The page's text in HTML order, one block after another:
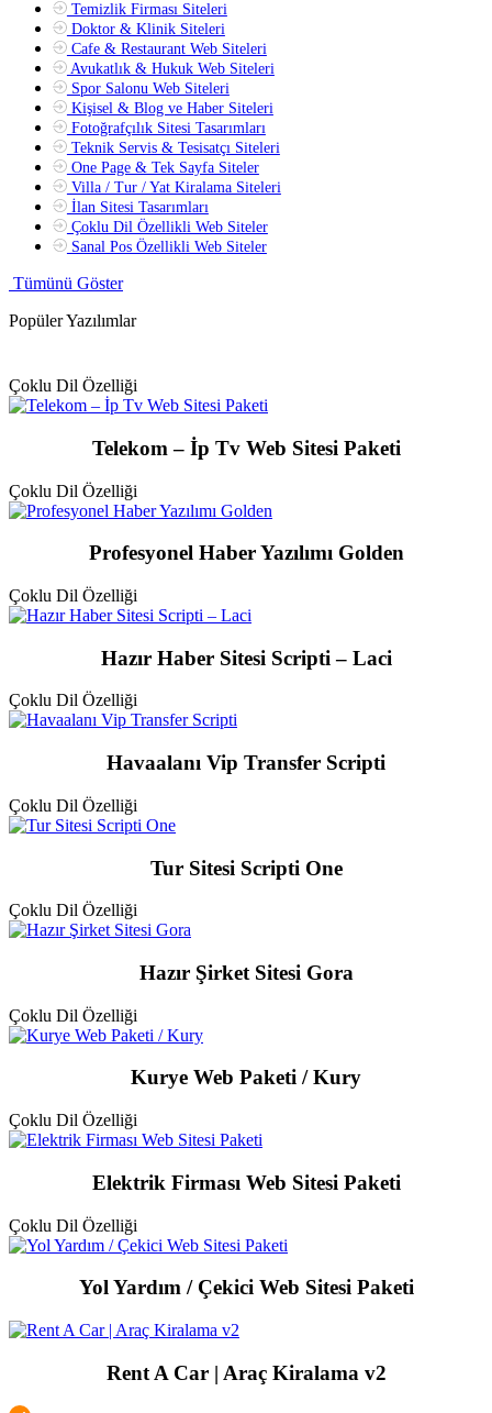
Temizlik Firması Siteleri
Doktor & Klinik Siteleri
Cafe & Restaurant Web Siteleri
Avukatlık & Hukuk Web Siteleri
Spor Salonu Web Siteleri
Kişisel & Blog ve Haber Siteleri
Fotoğrafçılık Sitesi Tasarımları
Teknik Servis & Tesisatçı Siteleri
One Page & Tek Sayfa Siteler
Villa / Tur / Yat Kiralama Siteleri
İlan Sitesi Tasarımları
Çoklu Dil Özellikli Web Siteler
Sanal Pos Özellikli Web Siteler
Tümünü Göster
Popüler Yazılımlar
Çoklu Dil Özelliği
Telekom – İp Tv Web Sitesi Paketi
Çoklu Dil Özelliği
Profesyonel Haber Yazılımı Golden
Çoklu Dil Özelliği
Hazır Haber Sitesi Scripti – Laci
Çoklu Dil Özelliği
Havaalanı Vip Transfer Scripti
Çoklu Dil Özelliği
Tur Sitesi Scripti One
Çoklu Dil Özelliği
Hazır Şirket Sitesi Gora
Çoklu Dil Özelliği
Kurye Web Paketi / Kury
Çoklu Dil Özelliği
Elektrik Firması Web Sitesi Paketi
Çoklu Dil Özelliği
Yol Yardım / Çekici Web Sitesi Paketi
Rent A Car | Araç Kiralama v2